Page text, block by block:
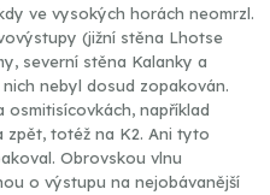
ve vysokých horách neomrzl.
(jižní stěna Lhotse
severní stěna Kalanky a
nebyl dosud zopakován.
osmitisícovkách, například
zpět, totéž na K2. Ani tyto
Obrovskou vlnu
o výstupu na nejobávanější